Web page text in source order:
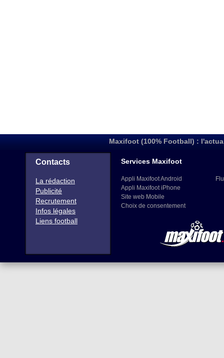
Maxifoot (100% Football) :
Contacts
La rédaction
Publicité
Recrutement
Infos légales
Liens football
Services Maxifoot
Appli Maxifoot Android
Appli Maxifoot iPhone
Site web Mobile
Choix de consentement